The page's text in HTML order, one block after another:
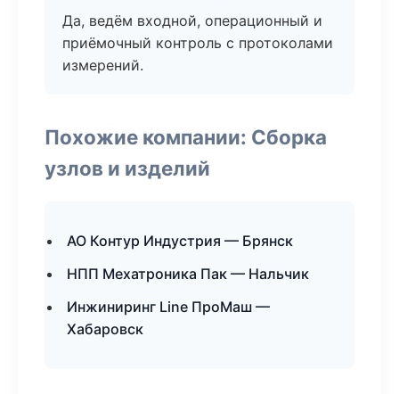
Да, ведём входной, операционный и
приёмочный контроль с протоколами
измерений.
Похожие компании: Сборка
узлов и изделий
АО Контур Индустрия — Брянск
НПП Мехатроника Пак — Нальчик
Инжиниринг Line ПроМаш —
Хабаровск